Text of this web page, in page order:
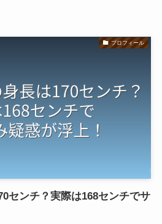
プロフィール
センチ？実際は168センチでサ